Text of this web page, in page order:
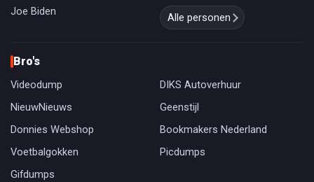
Joe Biden
Alle personen
Bro's
Videodump
DIKS Autoverhuur
NieuwNieuws
Geenstijl
Donnies Webshop
Bookmakers Nederland
Voetbalgokken
Picdumps
Gifdumps